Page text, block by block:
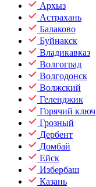
Архыз
Астрахань
Балаково
Буйнакск
Владикавказ
Волгоград
Волгодонск
Волжский
Геленджик
Горячий ключ
Грозный
Дербент
Домбай
Ейск
Избербаш
Казань